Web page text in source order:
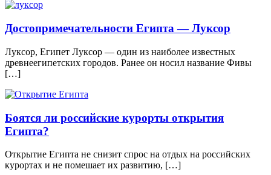
Достопримечательности Египта — Луксор
Луксор, Египет Луксор — один из наиболее известных
древнеегипетских городов. Ранее он носил название Фивы
[…]
Боятся ли российские курорты открытия
Египта?
Открытие Египта не снизит спрос на отдых на российских
курортах и не помешает их развитию, […]